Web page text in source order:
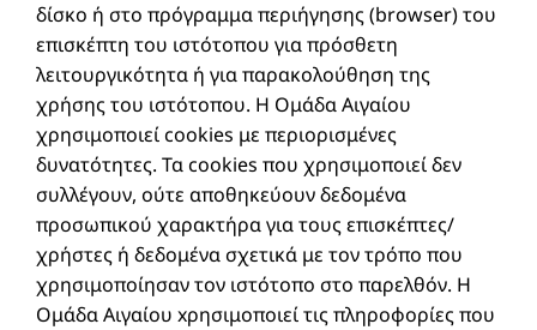
δίσκο ή στο πρόγραμμα περιήγησης (browser) του
επισκέπτη του ιστότοπου για πρόσθετη
λειτουργικότητα ή για παρακολούθηση της
χρήσης του ιστότοπου. H Ομάδα Αιγαίου
χρησιμοποιεί cookies με περιορισμένες
δυνατότητες. Τα cookies που χρησιμοποιεί δεν
συλλέγουν, ούτε αποθηκεύουν δεδομένα
προσωπικού χαρακτήρα για τους επισκέπτες/
χρήστες ή δεδομένα σχετικά με τον τρόπο που
χρησιμοποίησαν τον ιστότοπο στο παρελθόν. H
Ομάδα Αιγαίου xρησιμοποιεί τις πληροφορίες που